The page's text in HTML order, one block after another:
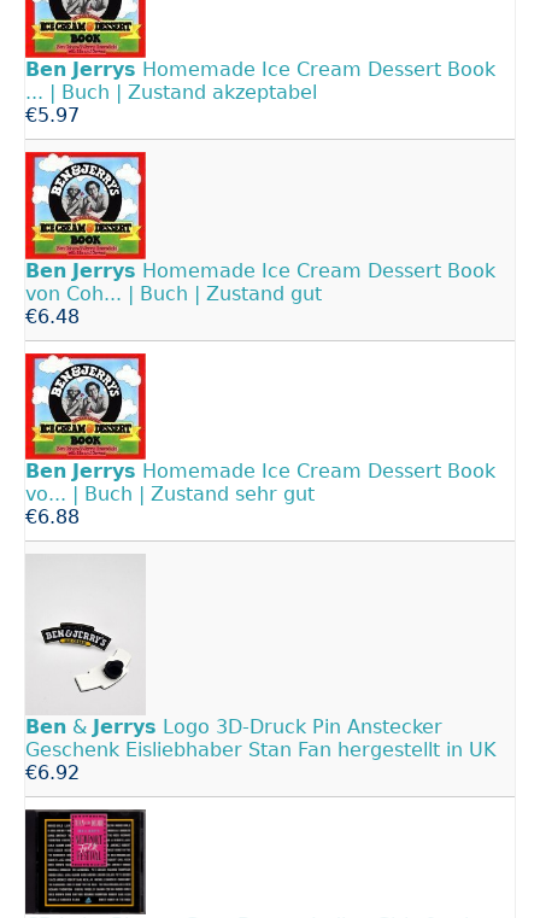
Ben Jerrys Homemade Ice Cream Dessert Book
... | Buch | Zustand akzeptabel
€5.97
Ben Jerrys Homemade Ice Cream Dessert Book
von Coh... | Buch | Zustand gut
€6.48
Ben Jerrys Homemade Ice Cream Dessert Book
vo... | Buch | Zustand sehr gut
€6.88
Ben & Jerrys Logo 3D-Druck Pin Anstecker
Geschenk Eisliebhaber Stan Fan hergestellt in UK
€6.92